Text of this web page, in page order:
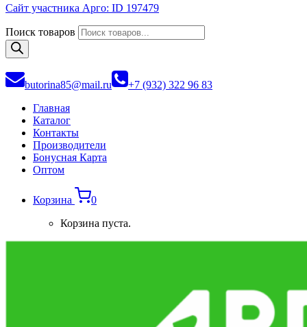
Сайт участника Арго: ID 197479
Поиск товаров
butorina85@mail.ru
+7 (932) 322 96 83
Главная
Каталог
Контакты
Производители
Бонусная Карта
Оптом
Корзина
0
Корзина пуста.